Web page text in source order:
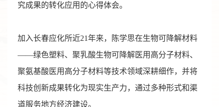
究成果的转化应用的心得体会。
加入长春应化所近21年来，陈学思在生物可降解材料
——绿色塑料、聚乳酸生物可降解医用高分子材料、
聚氨基酸医用高分子材料等技术领域深耕细作，并将
科技创新成果转化为现实生产力，通过多种形式和渠
道服务地方经济建设。